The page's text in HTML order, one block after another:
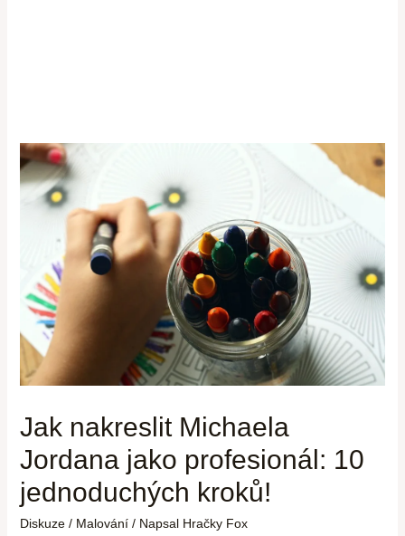
Jak nakreslit Michaela
Jordana jako profesionál: 10
jednoduchých kroků!
Diskuze / Malování/ Napsal Hračky Fox